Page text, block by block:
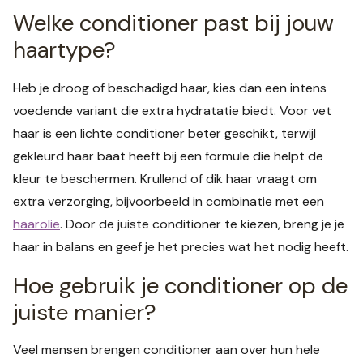
Welke conditioner past bij jouw
haartype?
Heb je droog of beschadigd haar, kies dan een intens
voedende variant die extra hydratatie biedt. Voor vet
haar is een lichte conditioner beter geschikt, terwijl
gekleurd haar baat heeft bij een formule die helpt de
kleur te beschermen. Krullend of dik haar vraagt om
extra verzorging, bijvoorbeeld in combinatie met een
haarolie. Door de juiste conditioner te kiezen, breng je je
haar in balans en geef je het precies wat het nodig heeft.
Hoe gebruik je conditioner op de
juiste manier?
Veel mensen brengen conditioner aan over hun hele